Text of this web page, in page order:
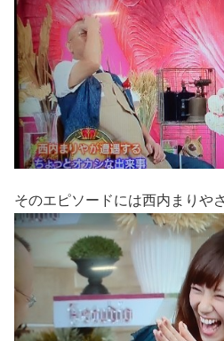
そのエピソードには西内まりや